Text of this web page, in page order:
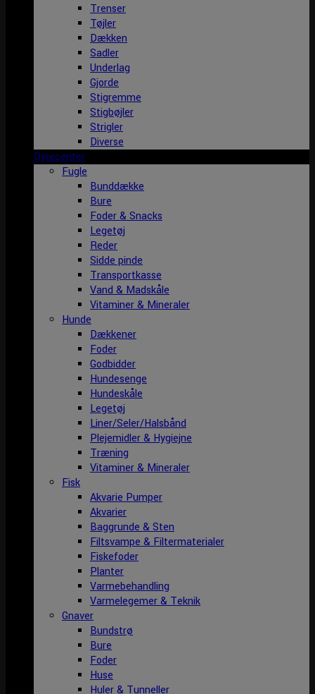
Trenser
Tøjler
Dækken
Sadler
Underlag
Gjorde
Stigremme
Stigbøjler
Strigler
Diverse
Dyrecenter
Fugle
Bunddække
Bure
Foder & Snacks
Legetøj
Reder
Sidde pinde
Transportkasse
Vand & Madskåle
Vitaminer & Mineraler
Hunde
Dækkener
Foder
Godbidder
Hundesenge
Hundeskåle
Legetøj
Liner/Seler/Halsbånd
Plejemidler & Hygiejne
Træning
Vitaminer & Mineraler
Fisk
Akvarie Pumper
Akvarier
Baggrunde & Sten
Filtsvampe & Filtermaterialer
Fiskefoder
Planter
Varmebehandling
Varmelegemer & Teknik
Gnaver
Bundstrø
Bure
Foder
Huse
Huler & Tunneller